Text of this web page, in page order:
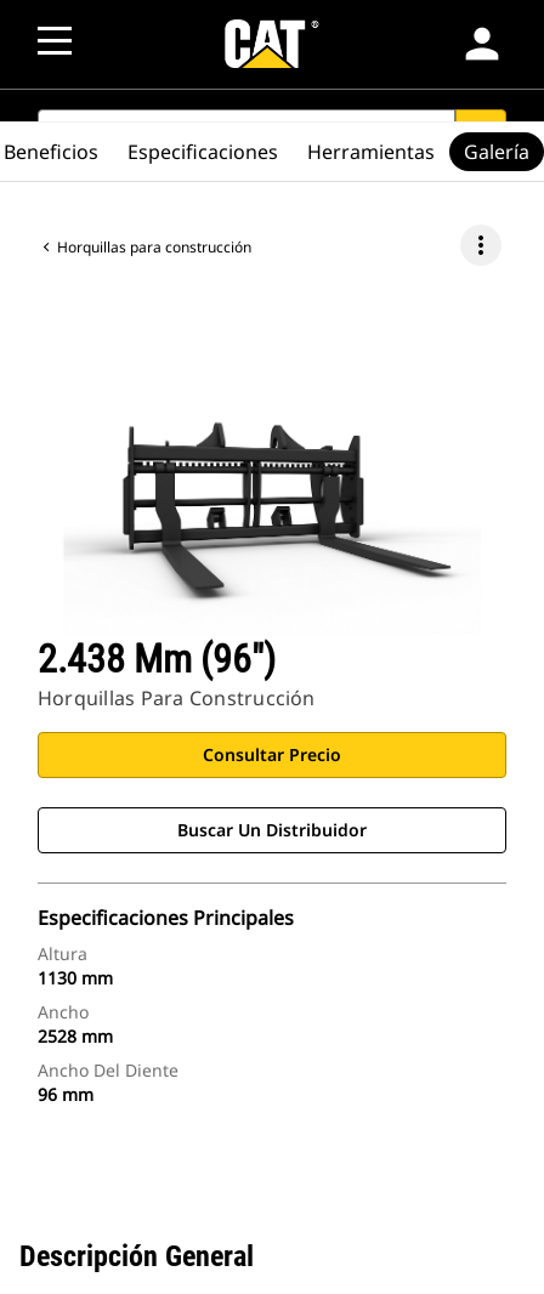
person
SEARCH search
Horquillas para construcción more_vert
2.438 Mm (96")
Horquillas Para Construcción
Consultar Precio
Buscar Un Distribuidor
Especificaciones Principales
Altura
1130 mm
Ancho
2528 mm
Ancho Del Diente
96 mm
Beneficios Especificaciones Herramientas Galería
Descripción General